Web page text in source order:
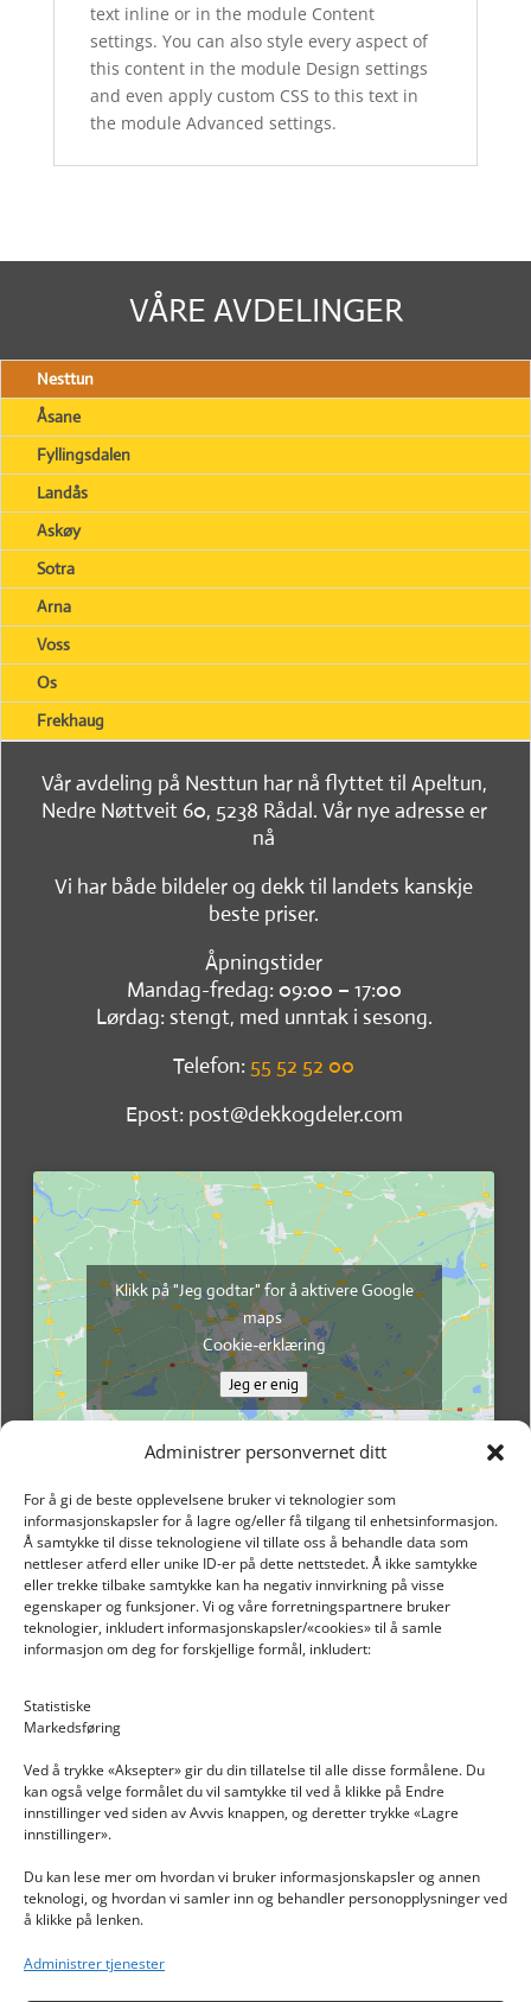
Administrer personvernet ditt
For å gi de beste opplevelsene bruker vi teknologier som
informasjonskapsler for å lagre og/eller få tilgang til enhetsinformasjon.
Å samtykke til disse teknologiene vil tillate oss å behandle data som
nettleser atferd eller unike ID-er på dette nettstedet. Å ikke samtykke
eller trekke tilbake samtykke kan ha negativ innvirkning på visse
egenskaper og funksjoner. Vi og våre forretningspartnere bruker
teknologier, inkludert informasjonskapsler/«cookies» til å samle
informasjon om deg for forskjellige formål, inkludert:
Statistiske
Markedsføring
Ved å trykke «Aksepter» gir du din tillatelse til alle disse formålene. Du
kan også velge formålet du vil samtykke til ved å klikke på Endre
innstillinger ved siden av Avvis knappen, og deretter trykke «Lagre
innstillinger».
Du kan lese mer om hvordan vi bruker informasjonskapsler og annen
teknologi, og hvordan vi samler inn og behandler personopplysninger ved
å klikke på lenken.
Administrer tjenester
text inline or in the module Content
settings. You can also style every aspect of
this content in the module Design settings
and even apply custom CSS to this text in
the module Advanced settings.
VÅRE AVDELINGER
Nesttun
Åsane
Fyllingsdalen
Landås
Askøy
Sotra
Arna
Voss
Os
Frekhaug
Vår avdeling på Nesttun har nå flyttet til Apeltun,
Nedre Nøttveit 60, 5238 Rådal. Vår nye adresse er
nå
Vi har både bildeler og dekk til landets kanskje
beste priser.
Åpningstider
Mandag-fredag: 09:00 – 17:00
Lørdag: stengt, med unntak i sesong.
Telefon: 55 52 52 00
Epost: post@dekkogdeler.com
Klikk på "Jeg godtar" for å aktivere Google
maps
Cookie-erklæring
Jeg er enig
INFORMASJON